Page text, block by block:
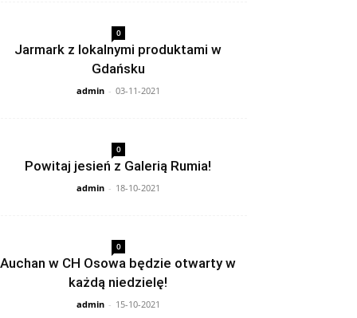
0
Jarmark z lokalnymi produktami w
Gdańsku
admin - 03-11-2021
0
Powitaj jesień z Galerią Rumia!
admin - 18-10-2021
0
Auchan w CH Osowa będzie otwarty w
każdą niedzielę!
admin - 15-10-2021